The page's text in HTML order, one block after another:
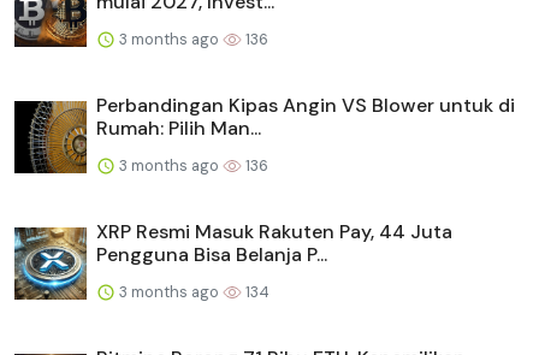
3 months ago 136
Perbandingan Kipas Angin VS Blower untuk di
Rumah: Pilih Man...
3 months ago 136
XRP Resmi Masuk Rakuten Pay, 44 Juta
Pengguna Bisa Belanja P...
3 months ago 134